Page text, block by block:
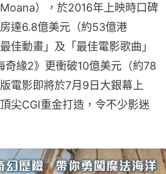
），於2016年上映時口碑
達6.8億美元（約53億港
佳動畫」及「最佳電影歌曲」
緣2》更衝破10億美元（約78
電影即將於7月9日大銀幕上
尖CGI重金打造，令不少影迷